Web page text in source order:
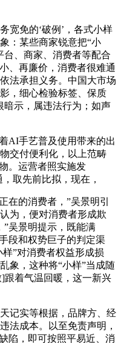
免的‘破例’，各式小样
：某些商家锐意把“小
台、商家、消费者等配合
、再廉价，消费者很难通
法承担义务。中国大市场
，细心检验标签、保质
暗示，属违法行为；如声
手艺普及使用带来的出
交付便利化，以上范畴
。运营者照实施发
取先前比拟，现在，
的消费者，”吴景明引
为，便对消费者形成欺
”吴景明提示，既能满
段和权势巨子的判定渠
”对消费者权益形成损
象，这种将“小样”当成随
跟着气温回暖，这一新兴
实等根据，品牌方、经
法成本。以至免责声明，
陷，即可按照平易近、消